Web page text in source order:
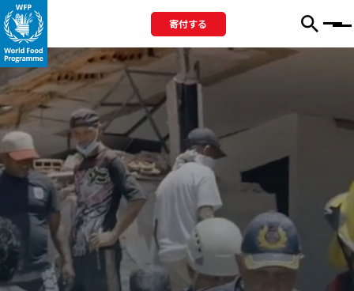
寄付する Menu